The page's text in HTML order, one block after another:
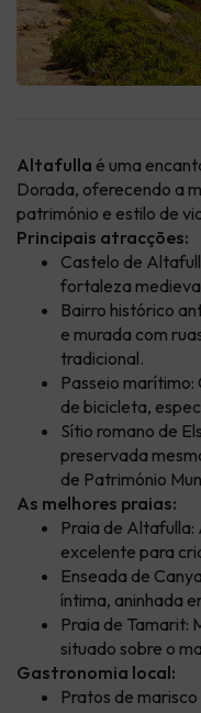
Altafulla é uma
Dorada, oferecendo a
património e estilo de
Principais atracções:
Castelo de
fortaleza
Bairro histórico
e murada com
tradicional.
Passeio
de bicicleta,
Sítio romano de
preservada
de Património
As melhores praias:
Praia de Altafulla:
excelente para
Enseada de
íntima, aninhada
Praia de Tamarit:
situado sobre o
Gastronomia local:
Pratos de